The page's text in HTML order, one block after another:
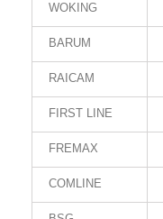
WOKING
BARUM
RAICAM
FIRST LINE
FREMAX
COMLINE